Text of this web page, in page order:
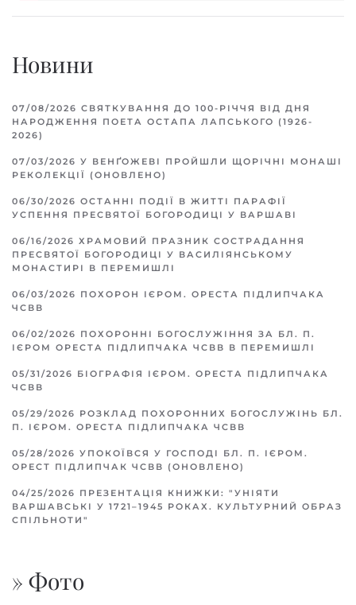
Новини
07/08/2026 СВЯТКУВАННЯ ДО 100-РІЧЧЯ ВІД ДНЯ
НАРОДЖЕННЯ ПОЕТА ОСТАПА ЛАПСЬКОГО (1926-
2026)
07/03/2026 У ВЕНҐОЖЕВІ ПРОЙШЛИ ЩОРІЧНІ МОНАШІ
РЕКОЛЕКЦІЇ (ОНОВЛЕНО)
06/30/2026 ОСТАННІ ПОДІЇ В ЖИТТІ ПАРАФІЇ
УСПЕННЯ ПРЕСВЯТОЇ БОГОРОДИЦІ У ВАРШАВІ
06/16/2026 ХРАМОВИЙ ПРАЗНИК СОСТРАДАННЯ
ПРЕСВЯТОЇ БОГОРОДИЦІ У ВАСИЛІЯНСЬКОМУ
МОНАСТИРІ В ПЕРЕМИШЛІ
06/03/2026 ПОХОРОН ІЄРОМ. ОРЕСТА ПІДЛИПЧАКА
ЧСВВ
06/02/2026 ПОХОРОННІ БОГОСЛУЖІННЯ ЗА БЛ. П.
ІЄРОМ ОРЕСТА ПІДЛИПЧАКА ЧСВВ В ПЕРЕМИШЛІ
05/31/2026 БІОГРАФІЯ ІЄРОМ. ОРЕСТА ПІДЛИПЧАКА
ЧСВВ
05/29/2026 РОЗКЛАД ПОХОРОННИХ БОГОСЛУЖІНЬ БЛ.
П. ІЄРОМ. ОРЕСТА ПІДЛИПЧАКА ЧСВВ
05/28/2026 УПОКОЇВСЯ У ГОСПОДІ БЛ. П. ІЄРОМ.
ОРЕСТ ПІДЛИПЧАК ЧСВВ (ОНОВЛЕНО)
04/25/2026 ПРЕЗЕНТАЦІЯ КНИЖКИ: "УНІЯТИ
ВАРШАВСЬКІ У 1721–1945 РОКАХ. КУЛЬТУРНИЙ ОБРАЗ
СПІЛЬНОТИ"
» Фото